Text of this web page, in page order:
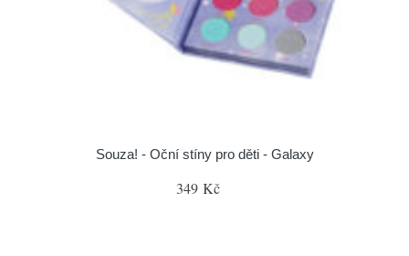
Souza! - Oční stíny pro děti - Galaxy
349 Kč